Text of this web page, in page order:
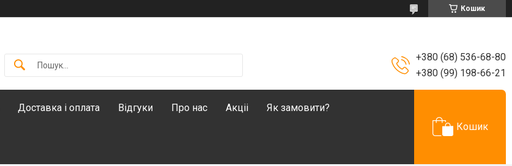
Кошик
+380 (68) 536-68-80
+380 (99) 198-66-21
Доставка і оплата Відгуки Про нас Акціі Як замовити?
Кошик